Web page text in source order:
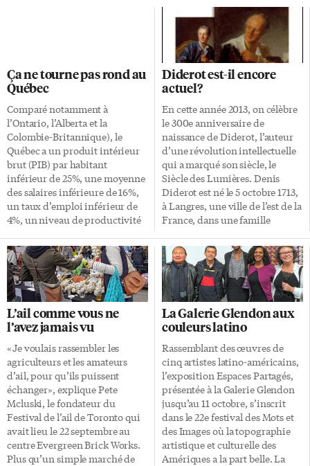
ressources humaines. À moins
que les organisations
commencent à gérer
proactivement l’absentéisme,
cette tendance va probablement
s’accélérer avec le vieillissement
de la population active», met en
garde Nicole Stewart, auteure
de Quand les employés
manquent […]
Conservateur en matière
d’Affaires francophones, la
députée unilingue anglophone
de Nepean-Carleton, Lisa
MacLeod. Celle-ci a été choisie
par le chef Tim Hudak pour
remplacer le député bilingue de
Thornhill, Peter Shurman,
empêtré ces temps-ci dans un
imbroglio sur ses allocations de
logement (sa résidence
principale est située dans la
région du Niagara). Le comté
de Nepean-Carleton accueille
de nombreux francophones
depuis les quinze dernières
années», note M. Vaillancourt,
et «la croissance […]
Ça ne tourne pas rond au
Québec
Comparé notamment à
l’Ontario, l’Alberta et la
Colombie-Britannique), le
Québec a un produit intérieur
brut (PIB) par habitant
inférieur de 25%, une moyenne
des salaires inférieure de 16%,
un taux d’emploi inférieur de
4%, un niveau de productivité
d’investissement privé
inférieur de 5,4%, des mises en
chantier inférieures de 18%, un
taux d’accès à la propriété
inférieur de 10,5% et une dette
publique supérieure de 30%.
Bref, l’économie du pays qui
n’est pas un pays pourrait se
porter beaucoup mieux, selon
le quatrième Bulletin de la
prospérité diffusé par le Conseil
du patronat du Québec, […]
Diderot est-il encore
actuel?
En cette année 2013, on célèbre
le 300e anniversaire de
naissance de Diderot, l’auteur
d’une révolution intellectuelle
qui a marqué son siècle, le
Siècle des Lumières. Denis
Diderot est né le 5 octobre 1713,
à Langres, une ville de l’est de la
France, dans une famille
après des études dans un
collège jésuite pour gagner
Paris en 1728 et y poursuivre ses
études, on ne sait trop
comment. En 1735, l’université
de Paris lui décerne une
attestation pour avoir suivi
avec succès des cours de
philosophie durant deux ans et
de théologie pendant trois ans.
Après […]
L’ail comme vous ne
l’avez jamais vu
«Je voulais rassembler les
agriculteurs et les amateurs
d’ail, pour qu’ils puissent
échanger», explique Pete
Mcluski, le fondateur du
Festival de l’ail de Toronto qui
avait lieu le 22 septembre au
centre Evergreen Brick Works.
Plus qu’un simple marché de
La Galerie Glendon aux
couleurs latino
Rassemblant des œuvres de
cinq artistes latino-américains,
l’exposition Espaces Partagés,
présentée à la Galerie Glendon
jusqu’au 11 octobre, s’inscrit
dans le 22e festival des Mots et
des Images où la topographie
artistique et culturelle des
Amériques a la part belle. La